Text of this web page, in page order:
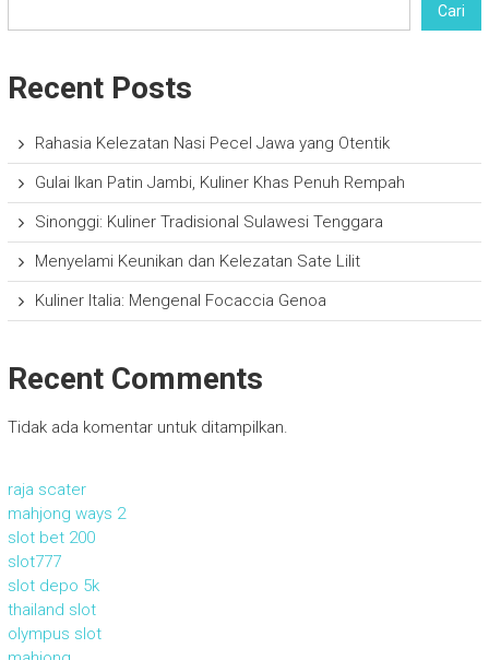
Cari
Recent Posts
Rahasia Kelezatan Nasi Pecel Jawa yang Otentik
Gulai Ikan Patin Jambi, Kuliner Khas Penuh Rempah
Sinonggi: Kuliner Tradisional Sulawesi Tenggara
Menyelami Keunikan dan Kelezatan Sate Lilit
Kuliner Italia: Mengenal Focaccia Genoa
Recent Comments
Tidak ada komentar untuk ditampilkan.
raja scater
mahjong ways 2
slot bet 200
slot777
slot depo 5k
thailand slot
olympus slot